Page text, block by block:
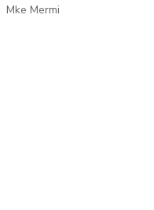
Mke Mermi